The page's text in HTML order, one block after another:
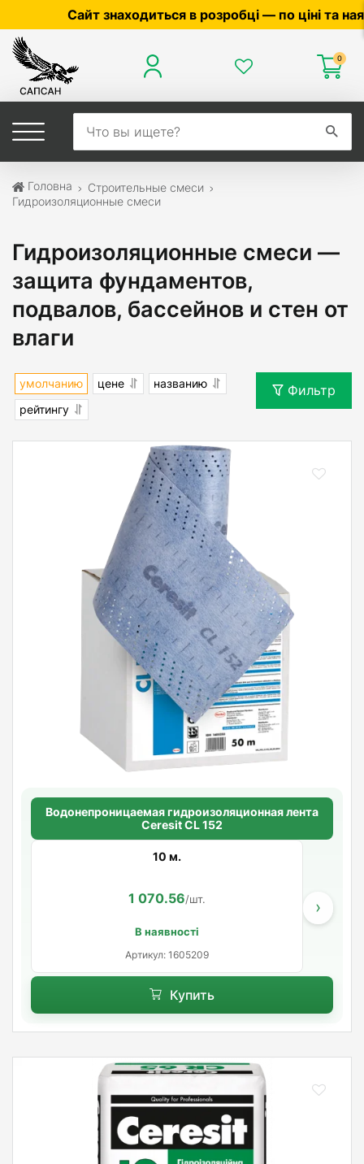
в розробці — по ціні та наявності
0
Головна
Строительные смеси
Гидроизоляционные смеси
Гидроизоляционные смеси —
защита фундаментов,
подвалов, бассейнов и стен от
влаги
умолчанию цене
названию
рейтингу
Фильтр
Водонепроницаемая гидроизоляционная лента
Ceresit CL 152
10 м.
1 070.56/шт.
В наявності
Артикул: 1605209
›
Купить